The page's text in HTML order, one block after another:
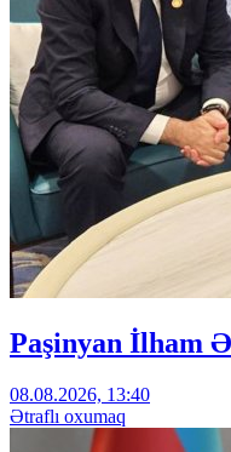
Paşinyan İlham
08.08.2026, 13:40
Ətraflı oxumaq